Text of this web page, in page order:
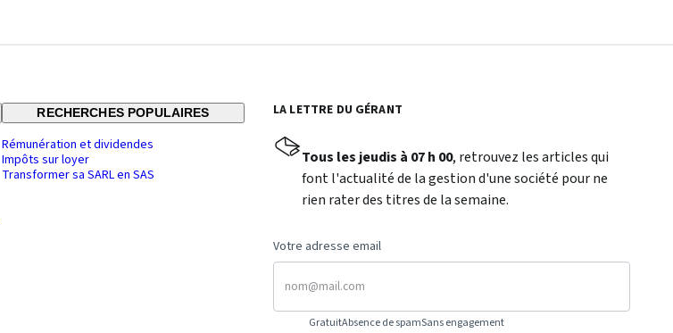
RECHERCHES POPULAIRES
Rémunération et dividendes
Impôts sur loyer
Transformer sa SARL en SAS
LA LETTRE DU GÉRANT
Tous les jeudis à 07 h 00, retrouvez les articles qui
font l'actualité de la gestion d'une société pour ne
rien rater des titres de la semaine.
Votre adresse email
GratuitAbsence de spamSans engagement